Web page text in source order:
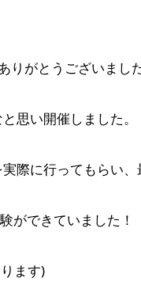
りがとうございまし
思い開催しました。
際に行ってもらい
ができていました！
ます)